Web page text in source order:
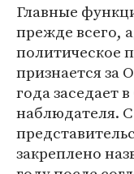
Главные
прежде всего,
политическое
признается
года заседает
наблюдателя. С
закреплено